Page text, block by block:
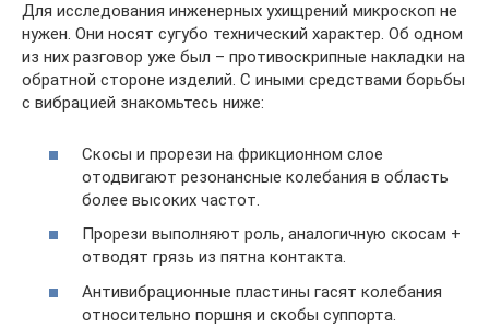
Для исследования инженерных ухищрений микроскоп не
нужен. Они носят сугубо технический характер. Об одном
из них разговор уже был – противоскрипные накладки на
обратной стороне изделий. С иными средствами борьбы
с вибрацией знакомьтесь ниже:
Скосы и прорези на фрикционном слое
отодвигают резонансные колебания в область
более высоких частот.
Прорези выполняют роль, аналогичную скосам +
отводят грязь из пятна контакта.
Антивибрационные пластины гасят колебания
относительно поршня и скобы суппорта.